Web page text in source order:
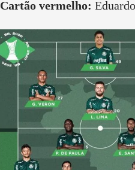
Cartão vermelho: